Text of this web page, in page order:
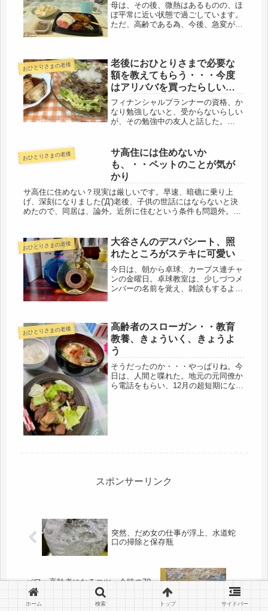
母は、その後、微熱はあるものの、ほ
ぼ平常に近い状態で過ごしています。
ただ、高齢である為、今後、急変があ
いません。もしかしたら、あのまま、
コ...
おひとりさまの老後
老後におひとりさまで必要な
額を教えてもらう・・・今度
はアリババを買ったらしい
(^_^;)
フィナンシャルプランナーの資格、か
なり勉強しないと、受からないらしい
が、その勉強中の友人と話した。
じゃない」「やだね、もう60過ぎてた
っけ？忘れてたわ」60代の平均貯蓄残
高...
おひとりさまの老後
サ高住には住めないか
も、・・ペットのことが気が
かり
サ高住に住めない？現実は厳しいです。早速、暗礁に乗り上
げ、深刻になりました('Д')老後、子供の世話にはならないと決
めたので、同居は、論外。近所に住むという条件も問題外。結
おひとりさまの老後
大谷さんのデスパシート、照
れたところがステキに可愛い
今日は、朝から卓球、カーブス連チャ
ンの金曜日。卓球教室は、少しづつメ
ンバーの名前を覚え、雑談もするよう
ンビを組んでできるけど、へたくそな
私...
おひとりさまの老後
高齢者のスローガン・・教育
教養、きょういく、きょうよ
う
そうだったのか・・・やっぱりね。今
日は、人間と喋れた。地元の元同僚か
ら電話をもらい、12月の超短期になっ
スポンサーリンク
突然、だめ女の仕事が浮上、水道蛇
口の掃除と保存瓶
パワー高齢者になるコツ、今時の70
代、80代、90代、
ホーム 検索 トップ サイドバー